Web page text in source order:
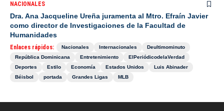
NACIONALES
Dra. Ana Jacqueline Ureña juramenta al Mtro. Efraín Javier
como director de Investigaciones de la Facultad de
Humanidades
Enlaces rápidos: Nacionales Internacionales
Deultimominuto
República Dominicana
Entretenimiento
ElPeriódicodelaVerdad
Deportes
Estilo Economía Estados Unidos
Luis Abinader
Béisbol
portada Grandes Ligas MLB